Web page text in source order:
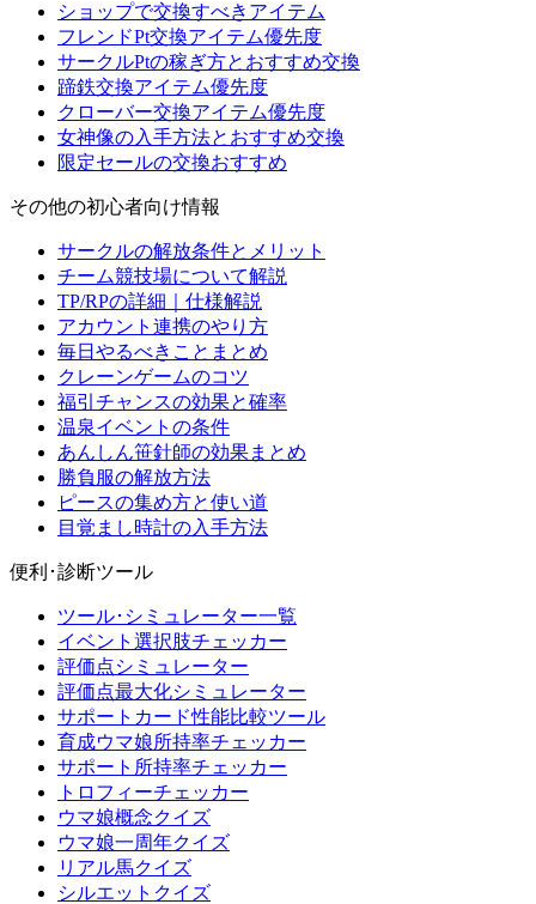
ショップで交換すべきアイテム
フレンドPt交換アイテム優先度
サークルPtの稼ぎ方とおすすめ交換
蹄鉄交換アイテム優先度
クローバー交換アイテム優先度
女神像の入手方法とおすすめ交換
限定セールの交換おすすめ
その他の初心者向け情報
サークルの解放条件とメリット
チーム競技場について解説
TP/RPの詳細｜仕様解説
アカウント連携のやり方
毎日やるべきことまとめ
クレーンゲームのコツ
福引チャンスの効果と確率
温泉イベントの条件
あんしん笹針師の効果まとめ
勝負服の解放方法
ピースの集め方と使い道
目覚まし時計の入手方法
便利･診断ツール
ツール･シミュレーター一覧
イベント選択肢チェッカー
評価点シミュレーター
評価点最大化シミュレーター
サポートカード性能比較ツール
育成ウマ娘所持率チェッカー
サポート所持率チェッカー
トロフィーチェッカー
ウマ娘概念クイズ
ウマ娘一周年クイズ
リアル馬クイズ
シルエットクイズ